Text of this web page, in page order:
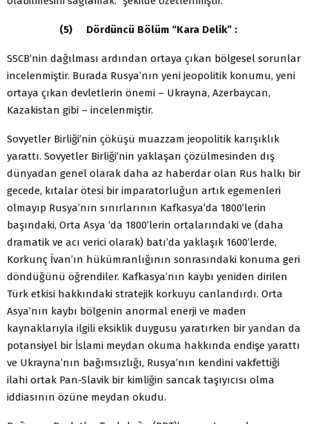
(5) Dördüncü Bölüm “Kara Delik” :
SSCB’nin dağılması ardından ortaya çıkan bölgesel sorunlar
incelenmiştir. Burada Rusya’nın yeni jeopolitik konumu, yeni
ortaya çıkan devletlerin önemi – Ukrayna, Azerbaycan,
Kazakistan gibi – incelenmiştir.
Sovyetler Birliği’nin çöküşü muazzam jeopolitik karışıklık
yarattı. Sovyetler Birliği’nin yaklaşan çözülmesinden dış
dünyadan genel olarak daha az haberdar olan Rus halkı bir
gecede, kıtalar ötesi bir imparatorluğun artık egemenleri
olmayıp Rusya’nın sınırlarının Kafkasya’da 1800’lerin
başındaki, Orta Asya ‘da 1800’lerin ortalarındaki ve (daha
dramatik ve acı verici olarak) batı’da yaklaşık 1600’lerde,
Korkunç İvan’ın hükümranlığının sonrasındaki konuma geri
döndüğünü öğrendiler. Kafkasya’nın kaybı yeniden dirilen
Türk etkisi hakkındaki stratejik korkuyu canlandırdı. Orta
Asya’nın kaybı bölgenin anormal enerji ve maden
kaynaklarıyla ilgili eksiklik duygusu yaratırken bir yandan da
potansiyel bir İslami meydan okuma hakkında endişe yarattı
ve Ukrayna’nın bağımsızlığı, Rusya’nın kendini vakfettiği
ilahi ortak Pan-Slavik bir kimliğin sancak taşıyıcısı olma
iddiasının özüne meydan okudu.